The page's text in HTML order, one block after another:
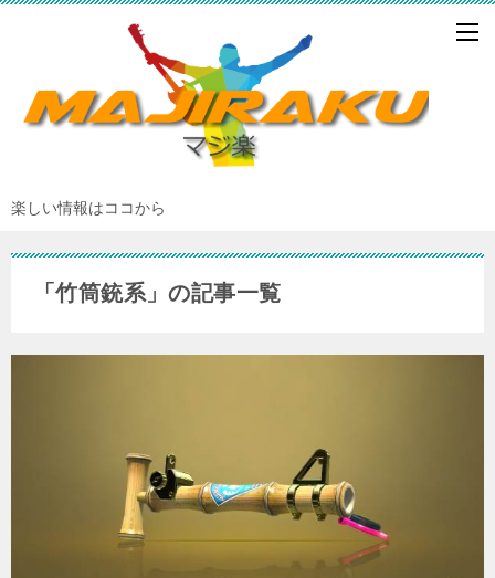
楽しい情報はココから
「竹筒銃系」の記事一覧